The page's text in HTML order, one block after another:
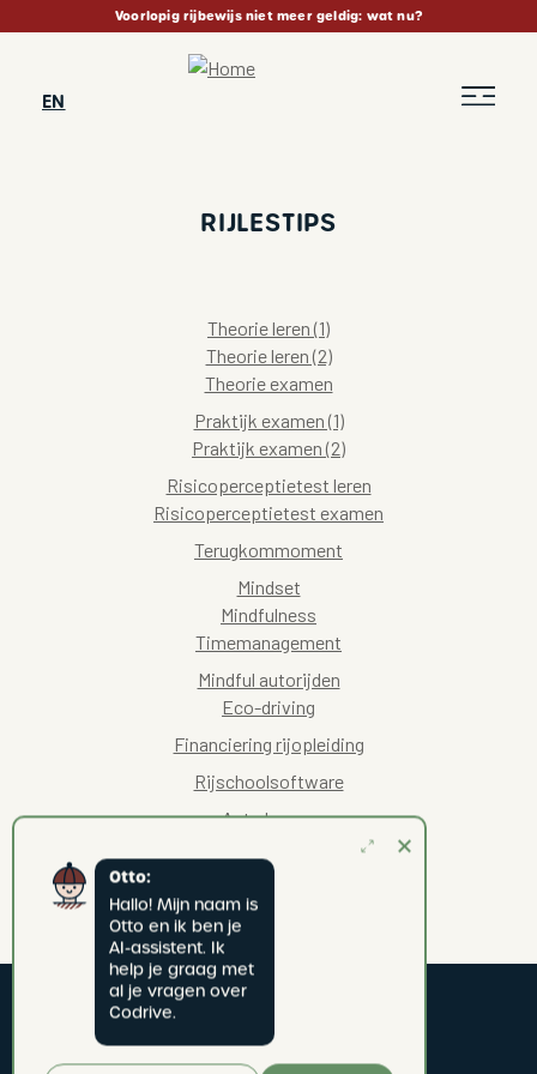
content
Voorlopig rijbewijs niet meer geldig: wat nu?
EN
RIJLESTIPS
BREADCRUMBTheorie leren (1)
Theorie leren (2)
Theorie examen
Praktijk examen (1)
Praktijk examen (2)
Risicoperceptietest leren
Risicoperceptietest examen
Terugkommoment
Mindset
Mindfulness
Timemanagement
Mindful autorijden
Eco-driving
Financiering rijopleiding
Rijschoolsoftware
Auto kopen
Otto:
Hallo! Mijn naam is
Otto en ik ben je
AI-assistent. Ik
help je graag met
al je vragen over
Codrive.